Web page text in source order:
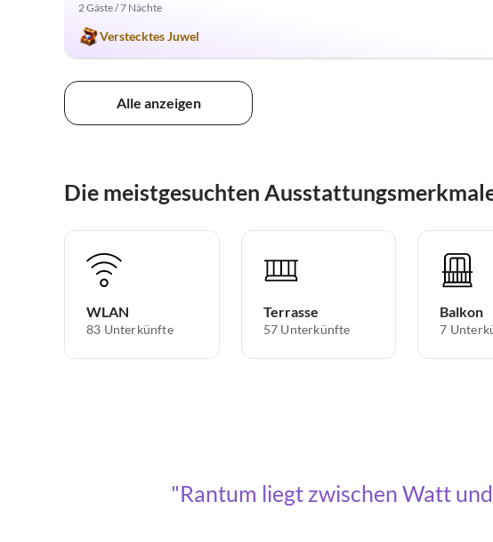
2 Gäste / 7 Nächte
Verstecktes Juwel
Alle anzeigen
Die meistgesuchten
WLAN
83 Unterkünfte
Terrasse
57 Unterkünfte
Balkon
7
Rantum liegt zwischen Watt